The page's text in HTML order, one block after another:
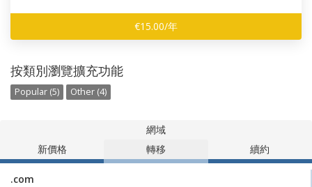
€15.00/年
按類別瀏覽擴充功能
Popular (5) Other (4)
網域
新價格
轉移 續約
.com